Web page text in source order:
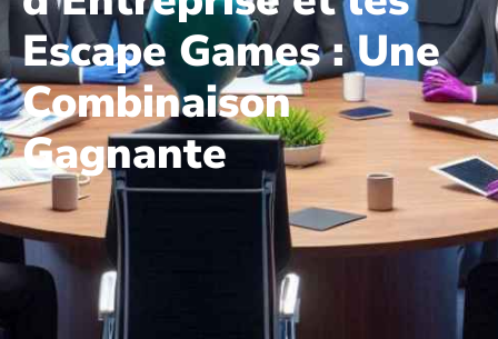
Escape Games : Une
Combinaison
Gagnante